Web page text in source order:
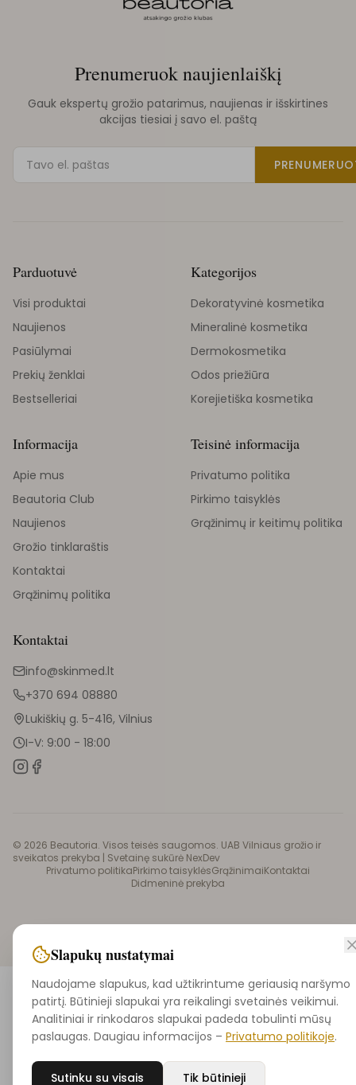
Prenumeruok naujienlaiškį
Gauk ekspertų grožio patarimus, naujienas ir išskirtines
akcijas tiesiai į savo el. paštą
Parduotuvė
Visi produktai
Naujienos
Pasiūlymai
Prekių ženklai
Bestselleriai
Kategorijos
Dekoratyvinė kosmetika
Mineralinė kosmetika
Dermokosmetika
Odos priežiūra
Korejietiška kosmetika
Informacija
Apie mus
Beautoria Club
Naujienos
Grožio tinklaraštis
Kontaktai
Grąžinimų politika
Teisinė informacija
Privatumo politika
Pirkimo taisyklės
Grąžinimų ir keitimų politika
Kontaktai
info@skinmed.lt
+370 694 08880
Lukiškių g. 5-416, Vilnius
I-V: 9:00 - 18:00
© 2026 Beautoria. Visos teisės saugomos. UAB Vilniaus grožio ir
sveikatos prekyba | Svetainę sukūrė NexDev
Privatumo politikaPirkimo taisyklėsGrąžinimaiKontaktai
Didmeninė prekyba
Slapukų nustatymai
Naudojame slapukus, kad užtikrintume geriausią naršymo
patirtį. Būtinieji slapukai yra reikalingi svetainės veikimui.
Analitiniai ir rinkodaros slapukai padeda tobulinti mūsų
paslaugas. Daugiau informacijos – Privatumo politikoje.
Sutinku su visais Tik būtinieji